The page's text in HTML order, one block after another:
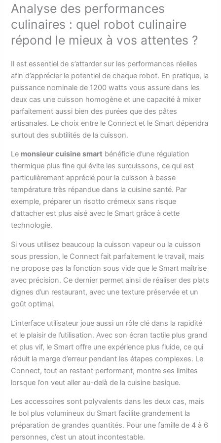
Analyse des performances
culinaires : quel robot culinaire
répond le mieux à vos attentes ?
Il est essentiel de s’attarder sur les performances réelles
afin d’apprécier le potentiel de chaque robot. En pratique, la
puissance nominale de 1200 watts vous assure dans les
deux cas une cuisson homogène et une capacité à mixer
parfaitement aussi bien des purées que des pâtes
artisanales. Le choix entre le Connect et le Smart dépendra
surtout des subtilités de la cuisson.
Le monsieur cuisine smart bénéficie d’une régulation
thermique plus fine qui évite les surcuissons, ce qui est
particulièrement apprécié pour la cuisson à basse
température très répandue dans la cuisine santé. Par
exemple, préparer un risotto crémeux sans risque
d’attacher est plus aisé avec le Smart grâce à cette
technologie.
Si vous utilisez beaucoup la cuisson vapeur ou la cuisson
sous pression, le Connect fait parfaitement le travail, mais
ne propose pas la fonction sous vide que le Smart maîtrise
avec précision. Ce dernier permet ainsi de réaliser des plats
dignes d’un restaurant, avec une texture préservée et un
goût optimal.
L’interface utilisateur joue aussi un rôle clé dans la rapidité
et le plaisir de l’utilisation. Avec son écran tactile plus grand
et plus vif, le Smart offre une expérience plus fluide, ce qui
réduit la marge d’erreur pendant les étapes complexes. Le
Connect, tout en restant performant, montre ses limites
lorsque l’on veut aller au-delà de la cuisine basique.
Les accessoires sont polyvalents dans les deux cas, mais
le bol plus volumineux du Smart facilite grandement la
préparation de grandes quantités. Pour une famille de 4 à 6
personnes, c’est un atout incontestable.